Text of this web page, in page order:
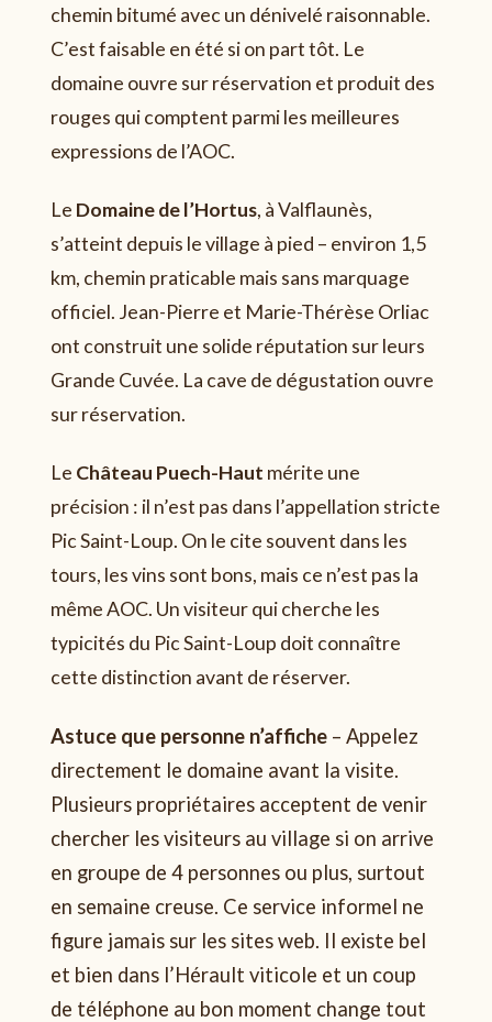
chemin bitumé avec un dénivelé raisonnable.
C’est faisable en été si on part tôt. Le
domaine ouvre sur réservation et produit des
rouges qui comptent parmi les meilleures
expressions de l’AOC.
Le Domaine de l’Hortus, à Valflaunès,
s’atteint depuis le village à pied – environ 1,5
km, chemin praticable mais sans marquage
officiel. Jean-Pierre et Marie-Thérèse Orliac
ont construit une solide réputation sur leurs
Grande Cuvée. La cave de dégustation ouvre
sur réservation.
Le Château Puech-Haut mérite une
précision : il n’est pas dans l’appellation stricte
Pic Saint-Loup. On le cite souvent dans les
tours, les vins sont bons, mais ce n’est pas la
même AOC. Un visiteur qui cherche les
typicités du Pic Saint-Loup doit connaître
cette distinction avant de réserver.
Astuce que personne n’affiche – Appelez
directement le domaine avant la visite.
Plusieurs propriétaires acceptent de venir
chercher les visiteurs au village si on arrive
en groupe de 4 personnes ou plus, surtout
en semaine creuse. Ce service informel ne
figure jamais sur les sites web. Il existe bel
et bien dans l’Hérault viticole et un coup
de téléphone au bon moment change tout